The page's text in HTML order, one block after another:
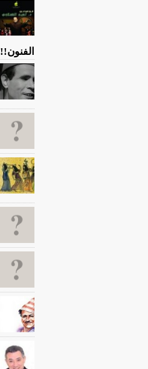
الفنون!!